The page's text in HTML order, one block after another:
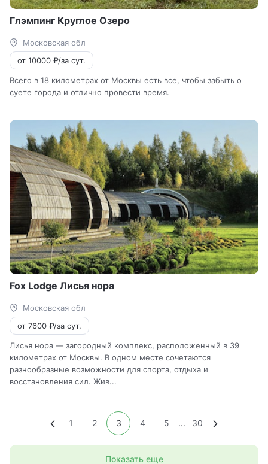
Глэмпинг Круглое Озеро
Московская обл
от 10000 ₽/за сут.
Всего в 18 километрах от Москвы есть все, чтобы забыть о
суете города и отлично провести время.
Fox Lodge Лисья нора
Московская обл
от 7600 ₽/за сут.
Лисья нора — загородный комплекс, расположенный в 39
километрах от Москвы. В одном месте сочетаются
разнообразные возможности для спорта, отдыха и
восстановления сил. Жив...
1 2 3 4 5 ... 30
Показать еще